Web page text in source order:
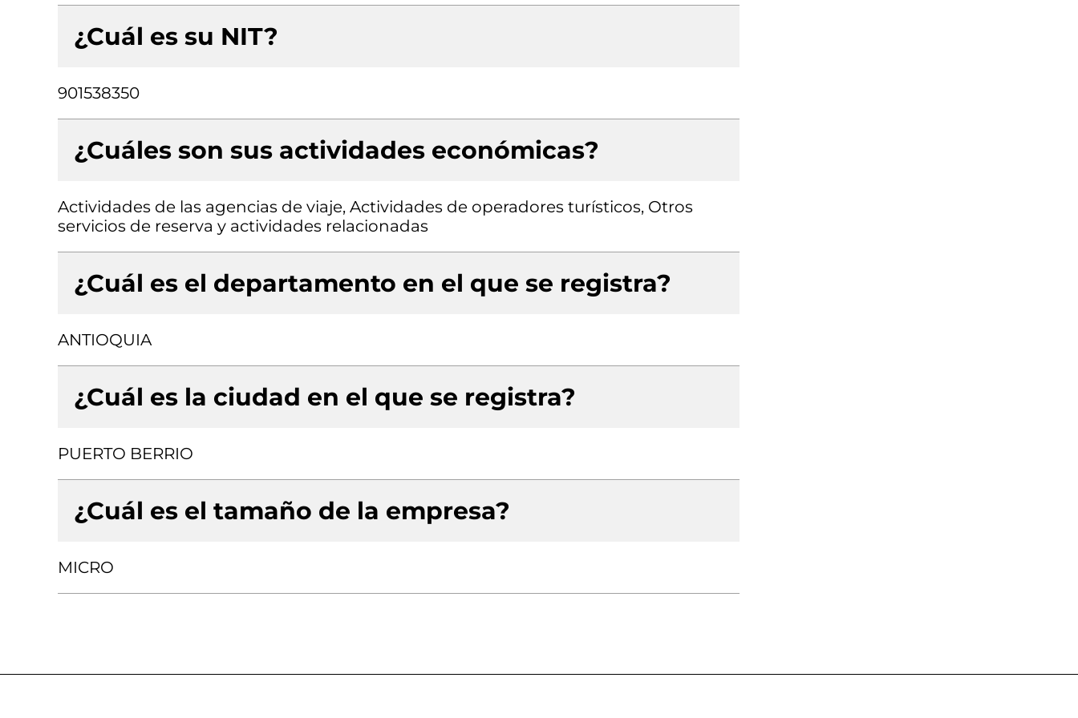
¿Cuál es su NIT?
901538350
¿Cuáles son sus actividades económicas?
Actividades de las agencias de viaje, Actividades de operadores turísticos, Otros
servicios de reserva y actividades relacionadas
¿Cuál es el departamento en el que se registra?
ANTIOQUIA
¿Cuál es la ciudad en el que se registra?
PUERTO BERRIO
¿Cuál es el tamaño de la empresa?
MICRO